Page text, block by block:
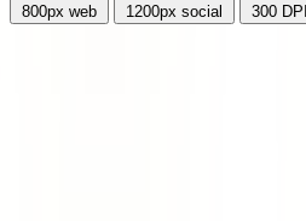
800px web 1200px social 300 DPI